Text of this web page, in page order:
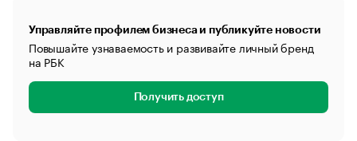
Управляйте профилем бизнеса и публикуйте новости
Повышайте узнаваемость и развивайте личный бренд
на РБК
Получить доступ